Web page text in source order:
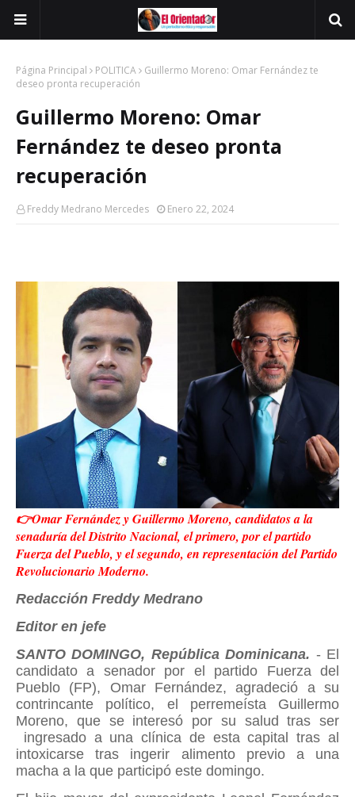
Página Principal POLITICA
Guillermo Moreno: Omar Fernández te
deseo pronta recuperación
Guillermo Moreno: Omar
Fernández te deseo pronta
recuperación
Freddy Medrano Mercedes Enero 22, 2024
👉Omar Fernández y Guillermo Moreno, candidatos a la
senaduría del Distrito Nacional, el primero, por el partido
Fuerza del Pueblo, y el segundo, en representación del Partido
Revolucionario Moderno.
Redacción Freddy Medrano
Editor en jefe
SANTO DOMINGO, República Dominicana. - El
candidato a senador por el partido Fuerza del
Pueblo (FP), Omar Fernández, agradeció a su
contrincante político, el perremeísta Guillermo
Moreno, que se interesó por su salud tras ser
ingresado a una clínica de esta capital tras al
intoxicarse tras ingerir alimento previo a una
macha a la que participó este domingo.